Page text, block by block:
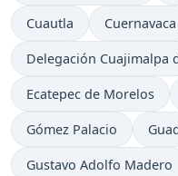
Cuautla Cuernavaca
Delegación Cuajimalpa
Ecatepec de Morelos
Gómez Palacio
Gustavo Adolfo Madero